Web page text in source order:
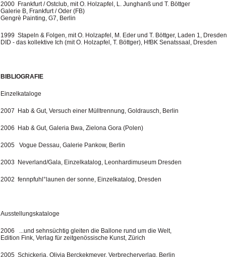
2000 Frankfurt / Ostclub, mit O. Holzapfel, L. Junghanß und T. Böttger
Galerie B, Frankfurt / Oder (FB)
Gengrè Painting, G7, Berlin
1999 Stapeln & Folgen, mit O. Holzapfel, M. Eder und T. Böttger, Laden 1, Dresden
DID - das kollektive Ich (mit O. Holzapfel, T. Böttger), HfBK Senatssaal, Dresden
BIBLIOGRAFIE
Einzelkataloge
2007 Hab & Gut, Versuch einer Mülltrennung, Goldrausch, Berlin
2006 Hab & Gut, Galeria Bwa, Zielona Gora (Polen)
2005 Vogue Dessau, Galerie Pankow, Berlin
2003 Neverland/Gala, Einzelkatalog, Leonhardimuseum Dresden
2002 fennpfuhl°launen der sonne, Einzelkatalog, Dresden
Ausstellungskataloge
2006 ...und sehnsüchtig gleiten die Ballone rund um die Welt,
Edition Fink, Verlag für zeitgenössische Kunst, Zürich
2005 Schickeria, Olivia Berckekmeyer, Verbrecherverlag, Berlin